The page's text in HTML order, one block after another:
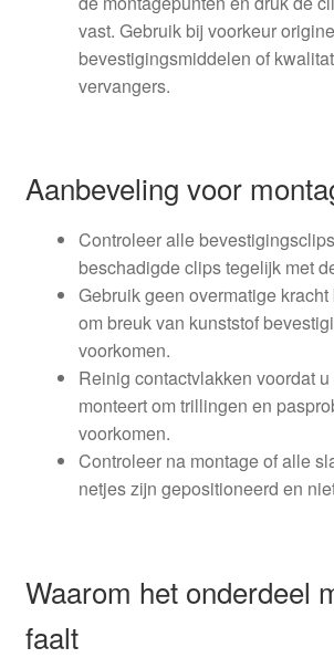
vast. Gebruik bij voorkeur
bevestigingsmiddelen of
vervangers.
Aanbeveling voor
Controleer alle
beschadigde clips tegelijk met
Gebruik geen overmatige kracht
om breuk van kunststof
voorkomen.
Reinig contactvlakken voordat
monteert om trillingen en
voorkomen.
Controleer na montage of alle
netjes zijn gepositioneerd en
Waarom het onderdeel
faalt